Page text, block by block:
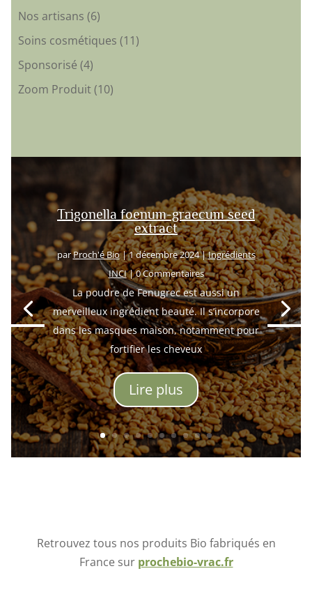
Nos artisans (6)
Soins cosmétiques (11)
Sponsorisé (4)
Zoom Produit(10)
Trigonella foenum-graecum seed
extract
parProch'é Bio|1 décembre 2024|Ingrédients
INCI| 0 Commentaires
La poudre de Fenugrec est aussi un
merveilleux ingrédient beauté. Il s’incorpore
dans les masques maison, notamment pour
fortifier les cheveux
Lire plus
Retrouvez tous nos produits Bio fabriqués en
France sur prochebio-vrac.fr